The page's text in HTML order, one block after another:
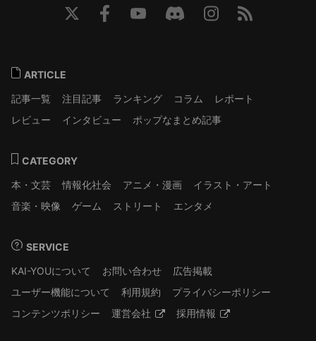
ARTICLE
記事一覧
注目記事 ランキング コラム
レポート
レビュー
インタビュー ポップなまとめ記事
CATEGORY
本・文芸
情報化社会 アニメ・漫画
イラスト・アート
音楽・映像
ゲーム ストリート エンタメ
SERVICE
KAI-YOUについて
お問い合わせ
広告掲載
ユーザー機能について
利用規約
プライバシーポリシー
コンテンツポリシー
運営会社 採用情報